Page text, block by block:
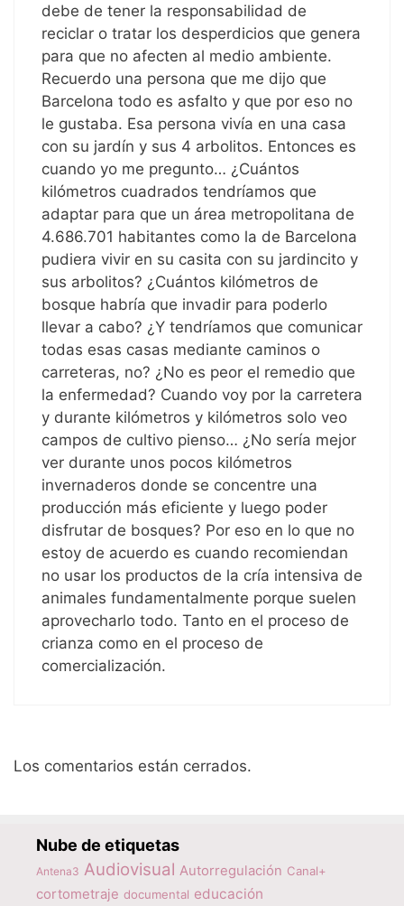
debe de tener la responsabilidad de
reciclar o tratar los desperdicios que genera
para que no afecten al medio ambiente.
Recuerdo una persona que me dijo que
Barcelona todo es asfalto y que por eso no
le gustaba. Esa persona vivía en una casa
con su jardín y sus 4 arbolitos. Entonces es
cuando yo me pregunto… ¿Cuántos
kilómetros cuadrados tendríamos que
adaptar para que un área metropolitana de
4.686.701 habitantes como la de Barcelona
pudiera vivir en su casita con su jardincito y
sus arbolitos? ¿Cuántos kilómetros de
bosque habría que invadir para poderlo
llevar a cabo? ¿Y tendríamos que comunicar
todas esas casas mediante caminos o
carreteras, no? ¿No es peor el remedio que
la enfermedad? Cuando voy por la carretera
y durante kilómetros y kilómetros solo veo
campos de cultivo pienso… ¿No sería mejor
ver durante unos pocos kilómetros
invernaderos donde se concentre una
producción más eficiente y luego poder
disfrutar de bosques? Por eso en lo que no
estoy de acuerdo es cuando recomiendan
no usar los productos de la cría intensiva de
animales fundamentalmente porque suelen
aprovecharlo todo. Tanto en el proceso de
crianza como en el proceso de
comercialización.
Los comentarios están cerrados.
Nube de etiquetas
Antena3 Audiovisual Autorregulación Canal+
cortometraje documental educación